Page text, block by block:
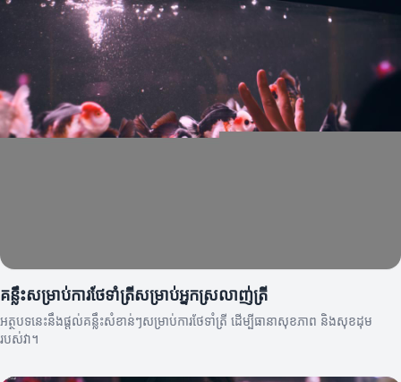
គន្លឹះសម្រាប់ការថែទាំត្រីសម្រាប់អ្នកស្រលាញ់ត្រី
អត្ថបទនេះនឹងផ្តល់គន្លឹះសំខាន់ៗសម្រាប់ការថែទាំត្រី ដើម្បីធានាសុខភាព និងសុខដុម
របស់វា។